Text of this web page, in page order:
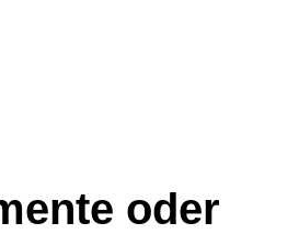
oder